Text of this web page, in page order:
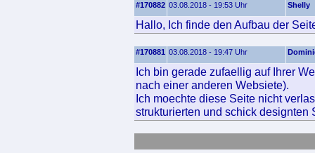
#170882 03.08.2018 - 19:53 Uhr Shelly
Hallo, Ich finde den Aufbau der
#170881 03.08.2018 - 19:47 Uhr
Ich bin gerade zufaellig auf Ihrer
nach einer anderen Websiete).
Ich moechte diese Seite nicht
strukturierten und schick designten